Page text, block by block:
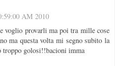
AM 2010
voglio provarli ma poi tra mille cose
ma questa volta mi segno subito la
troppo golosi!!bacioni imma